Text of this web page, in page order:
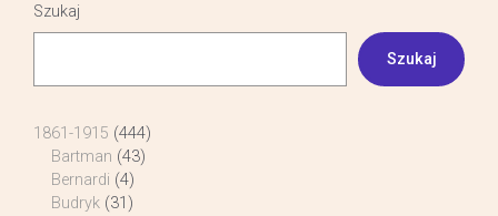
Szukaj
Szukaj
1861-1915 (444)
Bartman (43)
Bernardi (4)
Budryk (31)